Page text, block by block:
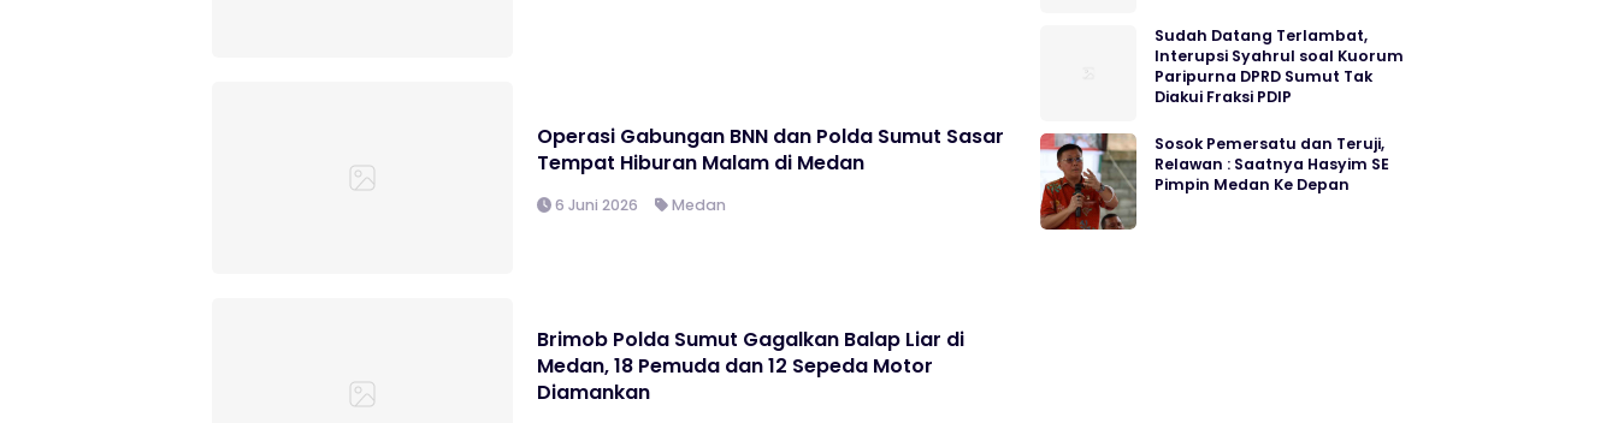
Operasi Gabungan BNN dan Polda Sumut Sasar
Tempat Hiburan Malam di Medan
6 Juni 2026 Medan
Brimob Polda Sumut Gagalkan Balap Liar di
Medan, 18 Pemuda dan 12 Sepeda Motor
Diamankan
Sudah Datang Terlambat,
Interupsi Syahrul soal Kuorum
Paripurna DPRD Sumut Tak
Diakui Fraksi PDIP
Sosok Pemersatu dan Teruji,
Relawan : Saatnya Hasyim SE
Pimpin Medan Ke Depan